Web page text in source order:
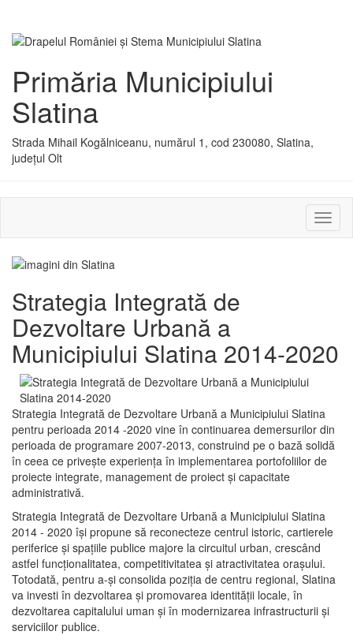
Primăria Municipiului
Slatina
Strada Mihail Kogălniceanu, numărul 1, cod 230080, Slatina,
județul Olt
sau
Strategia Integrată de
Dezvoltare Urbană a
Municipiului Slatina 2014-2020
Strategia Integrată de Dezvoltare Urbană a Municipiului Slatina
pentru perioada 2014 -2020 vine în continuarea demersurilor din
perioada de programare 2007-2013, construind pe o bază solidă
în ceea ce priveşte experienţa în implementarea portofoliilor de
proiecte integrate, management de proiect și capacitate
administrativă.
Strategia Integrată de Dezvoltare Urbană a Municipiului Slatina
2014 - 2020 își propune să reconecteze centrul istoric, cartierele
periferice şi spaţiile publice majore la circuitul urban, crescând
astfel funcţionalitatea, competitivitatea şi atractivitatea oraşului.
Totodată, pentru a-şi consolida poziţia de centru regional, Slatina
va investi în dezvoltarea şi promovarea identităţii locale, în
dezvoltarea capitalului uman şi în modernizarea infrastructurii şi
serviciilor publice.